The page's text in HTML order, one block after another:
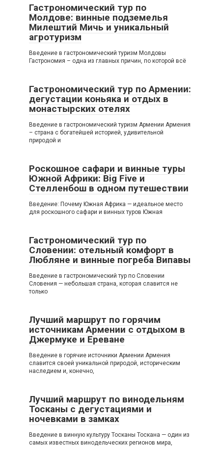
Гастрономический тур по
Молдове: винные подземелья
Милештий Мичь и уникальный
агротуризм
Введение в гастрономический туризм Молдовы
Гастрономия – одна из главных причин, по которой всё
Гастрономический тур по Армении:
дегустации коньяка и отдых в
монастырских отелях
Введение в гастрономический туризм Армении Армения
– страна с богатейшей историей, удивительной
природой и
Роскошное сафари и винные туры
Южной Африки: Big Five и
Стелленбош в одном путешествии
Введение: Почему Южная Африка — идеальное место
для роскошного сафари и винных туров Южная
Гастрономический тур по
Словении: отельный комфорт в
Любляне и винные погреба Випавы
Введение в гастрономический тур по Словении
Словения — небольшая страна, которая славится не
только
Лучший маршрут по горячим
источникам Армении с отдыхом в
Джермуке и Ереване
Введение в горячие источники Армении Армения
славится своей уникальной природой, историческим
наследием и, конечно,
Лучший маршрут по винодельням
Тосканы с дегустациями и
ночевками в замках
Введение в винную культуру Тосканы Тоскана — один из
самых известных винодельческих регионов мира,